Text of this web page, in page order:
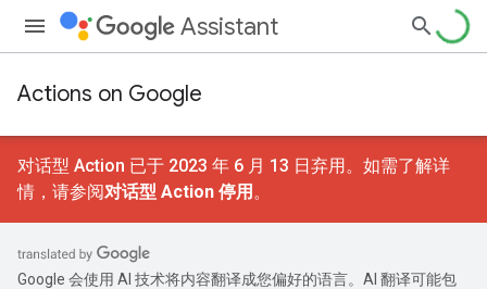
Assistant
Actions on Google
对话型 Action 已于 2023 年 6 月 13 日弃用。如需了解详
情，请参阅对话型 Action 停用 。
Google 会使用 AI 技术将内容翻译成您偏好的语言。AI 翻译可能包